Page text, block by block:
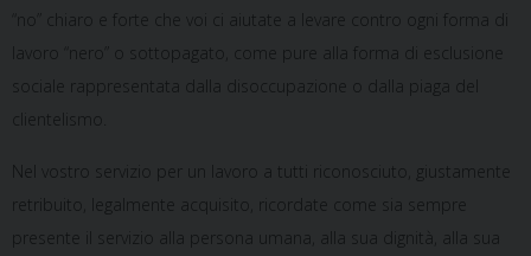
“no” chiaro e forte che voi ci aiutate a levare contro ogni forma di
lavoro “nero” o sottopagato, come pure alla forma di esclusione
sociale rappresentata dalla disoccupazione o dalla piaga del
clientelismo.
Nel vostro servizio per un lavoro a tutti riconosciuto, giustamente
retribuito, legalmente acquisito, ricordate come sia sempre
presente il servizio alla persona umana, alla sua dignità, alla sua